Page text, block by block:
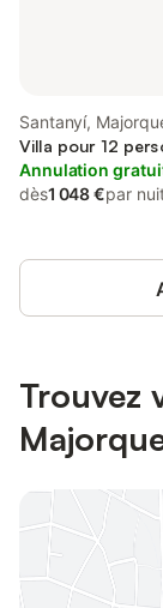
Santanyí,
Villa pour 12
Annulation
dès1 048 €par
Trouvez